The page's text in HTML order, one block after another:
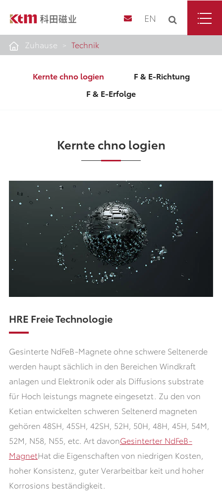
EN
Zuhause Technik
Kernte chno logien
F & E-Richtung
F & E-Erfolge
Kernte chno logien
HRE Freie Technologie
Gesinterte NdFeB-Magnete ohne schwere Seltenerde
werden haupt sächlich in den Bereichen Windkraft
anlagen und Elektronik oder als Diffusions substrate
für Hoch leistungs magnete eingesetzt. Zu den von
Ketian entwickelten schweren Seltenerd magneten
gehören 48SH, 45SH, 42SH, 52H, 50H, 48H, 45H, 54M,
52M, N58, N55, etc. Art davonGesinterter NdFeB-
MagnetHat die Eigenschaften von niedrigen Kosten,
hoher Konsistenz, guter Verarbeitbar keit und hoher
Korrosions beständigkeit.